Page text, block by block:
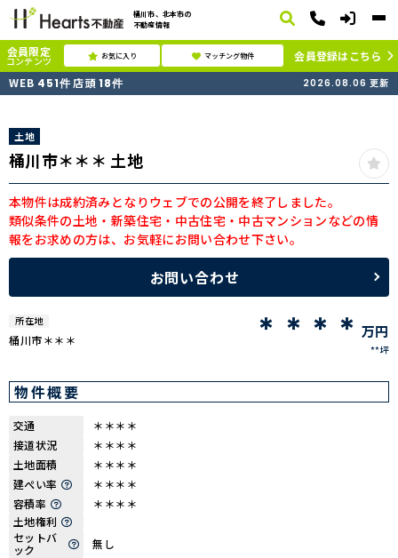
桶川市、北本市の
不動産情報
会員限定
コンテンツ お気に入り マッチング物件
会員登録はこちら
WEB 451件 店頭18件 2026.08.06 更新
土地
桶川市＊＊＊ 土地
本物件は成約済みとなりウェブでの公開を終了しました。
類似条件の土地・新築住宅・中古住宅・中古マンションなどの情
報をお求めの方は、お気軽にお問い合わせ下さい。
お問い合わせ
所在地
桶川市＊＊＊ ＊＊＊＊ 万円
**坪
物件概要
交通
＊＊＊＊
接道状況
＊＊＊＊
土地面積
＊＊＊＊
建ぺい率
＊＊＊＊
容積率
＊＊＊＊
土地権利
セットバ
ック
無し